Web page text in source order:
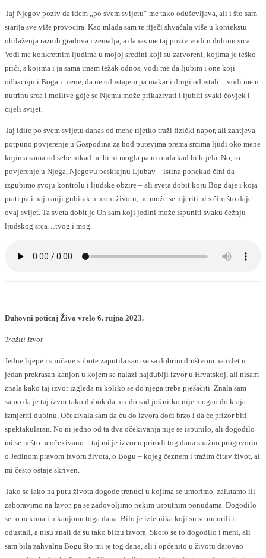
Taj Njegov poziv da idem „po svem svijetu“ me tako oduševljava, ali i što sam
starija sve više provocira. Kao mlada sam te riječi shvaćala više u kontekstu
obilaženja raznih gradova i zemalja, a danas me taj poziv vodi u dubinu srca.
Vodi me konkretnim ljudima u mojoj sredini koji su zatvoreni, kojima je teško
prići, s kojima i ja sama imam težak odnos, vodi me da ljubim i one koji
odbacuju i Boga i mene, da ne odustajem pa makar i drugi odustali…vodi me u
nutrinu srca i molitve gdje se Njemu može prikazivati i ljubiti svaki čovjek i
cijeli svijet.
Taj idite po svem svijetu danas od mene rijetko traži fizički napor, ali zahtjeva
potpuno povjerenje u Gospodina za hod putevima prema srcima ljudi oko mene
kojima sama od sebe nikad ne bi ni mogla pa ni onda kad bi htjela. No, to
povjerenje u Njega, Njegovu beskrajnu Ljubav – istina ponekad čini da
izgubimo svoju kontrolu i ljudske obzire – ali sveta dobit koju Bog daje i koja
prati pa i najmanji gubitak u mom životu, ne može se mjeriti ni s čim što daje
ovaj svijet. Ta sveta dobit je On sam koji jedini može ispuniti svaku čežnju
ljudskog srca…tvog i mog.
Duhovni poticaj Živo vrelo 6. rujna 2023.
Tražiti Izvor
Jedne lijepe i sunčane subote zaputila sam se sa dobrim društvom na izlet u
jedan prekrasan kanjon u kojem se nalazi najdublji izvor u Hrvatskoj, ali nisam
znala kako taj izvor izgleda ni koliko se do njega treba pješačiti. Znala sam
samo da je taj izvor tako dubok da mu do sad još nitko nije mogao do kraja
izmjeriti dubinu. Očekivala sam da ću do izvora doći brzo i da će prizor biti
spektakularan. No ni jedno od ta dva očekivanja nije se ispunilo, ali dogodilo
mi se nešto neočekivano – taj mi je izvor u prirodi tog dana snažno progovorio
o Jedinom pravom Izvoru života, o Bogu – kojeg čeznem i tražim čitav život, al
mi često ostaje skriven.
Tako se lako na putu života dogode trenuci u kojima se umorimo, zalutamo ili
zaboravimo na Izvor, pa se zadovoljimo nekim usputnim ponudama. Dogodilo
se to nekima i u kanjonu toga dana. Bilo je izletnika koji su se umorili i
odustali, a nisu znali da su tako blizu izvora. Skoro se to dogodilo i meni, ali
sam bila zahvalna Bogu što mi je tog dana, ali i općenito u životu darovao